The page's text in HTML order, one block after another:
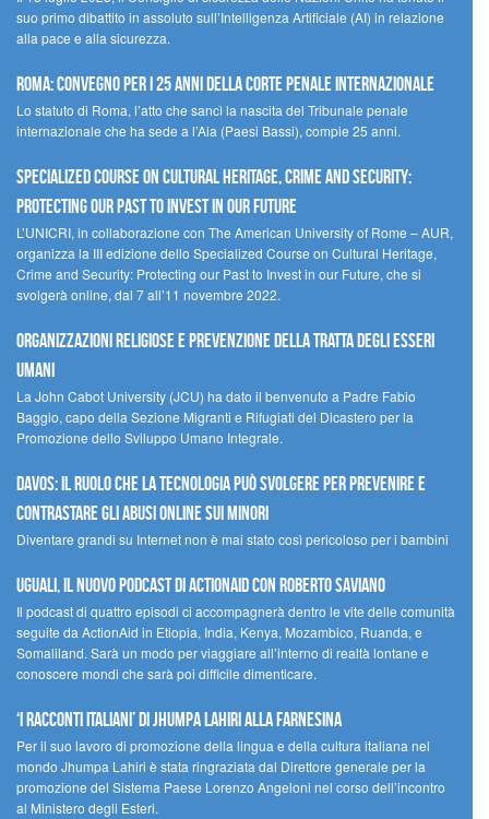
suo primo dibattito in assoluto sull’Intelligenza Artificiale (AI) in relazione
alla pace e alla sicurezza.
Roma: convegno per i 25 anni della Corte penale internazionale
Lo statuto di Roma, l’atto che sancì la nascita del Tribunale penale
internazionale che ha sede a l’Aia (Paesi Bassi), compie 25 anni.
Specialized Course on Cultural Heritage, Crime and Security:
Protecting our Past to Invest in our Future
L’UNICRI, in collaborazione con The American University of Rome – AUR,
organizza la III edizione dello Specialized Course on Cultural Heritage,
Crime and Security: Protecting our Past to Invest in our Future, che si
svolgerà online, dal 7 all’11 novembre 2022.
Organizzazioni religiose e prevenzione della tratta degli esseri
umani
La John Cabot University (JCU) ha dato il benvenuto a Padre Fabio
Baggio, capo della Sezione Migranti e Rifugiati del Dicastero per la
Promozione dello Sviluppo Umano Integrale.
Davos: il ruolo che la tecnologia può svolgere per prevenire e
contrastare gli abusi online sui minori
Diventare grandi su Internet non è mai stato così pericoloso per i bambini
UGUALI, il nuovo podcast di ACTIONAID con Roberto Saviano
Il podcast di quattro episodi ci accompagnerà dentro le vite delle comunità
seguite da ActionAid in Etiopia, India, Kenya, Mozambico, Ruanda, e
Somaliland. Sarà un modo per viaggiare all’interno di realtà lontane e
conoscere mondi che sarà poi difficile dimenticare.
‘I racconti italiani’ di Jhumpa Lahiri alla Farnesina
Per il suo lavoro di promozione della lingua e della cultura italiana nel
mondo Jhumpa Lahiri è stata ringraziata dal Direttore generale per la
promozione del Sistema Paese Lorenzo Angeloni nel corso dell’incontro
al Ministero degli Esteri.